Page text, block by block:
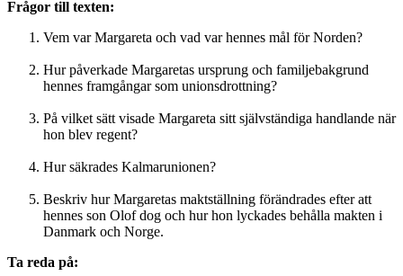
Frågor till texten:
Vem var Margareta och vad var hennes mål för Norden?
Hur påverkade Margaretas ursprung och familjebakgrund
hennes framgångar som unionsdrottning?
På vilket sätt visade Margareta sitt självständiga handlande när
hon blev regent?
Hur säkrades Kalmarunionen?
Beskriv hur Margaretas maktställning förändrades efter att
hennes son Olof dog och hur hon lyckades behålla makten i
Danmark och Norge.
Ta reda på: